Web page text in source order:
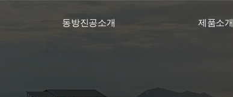
동방진공소개 제품소개